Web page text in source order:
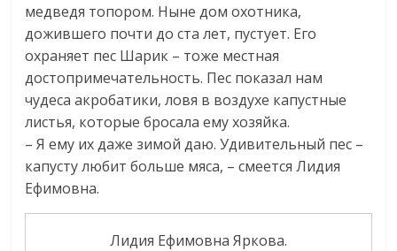
медведя топором. Ныне дом охотника,
дожившего почти до ста лет, пустует. Его
охраняет пес Шарик – тоже местная
достопримечательность. Пес показал нам
чудеса акробатики, ловя в воздухе капустные
листья, которые бросала ему хозяйка.
– Я ему их даже зимой даю. Удивительный пес –
капусту любит больше мяса, – смеется Лидия
Ефимовна.
Лидия Ефимовна Яркова.